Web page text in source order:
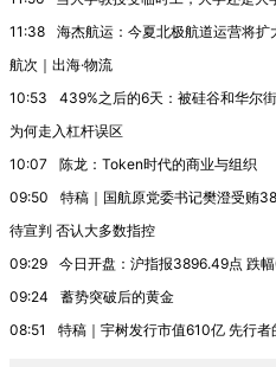
11:38
海杰航运：今夏北极航道运营将扩
航次｜出海·物流
10:53
439%之后的6天：被硅谷和华尔
为何走入杠杆误区
10:07
陈龙：Token时代的商业与组织
09:50
特稿｜国航原党委书记樊澄受贿
待宣判 否认大多数指控
09:29
今日开盘：沪指报3896.49点 跌
09:24
蓄势突破后的黄金
08:51
特稿｜宇树发行市值610亿 先行者